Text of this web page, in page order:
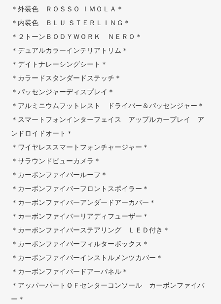
＊外装色 ＲＯＳＳＯ ＩＭＯＬＡ＊
＊内装色 ＢＬＵ ＳＴＥＲＬＩＮＧ＊
＊２トーンＢＯＤＹＷＯＲＫ ＮＥＲＯ＊
＊デュアルカラーインテリアトリム＊
＊デイトナレーシングシート＊
＊カラードスタンダードステッチ＊
＊パッセンジャーディスプレイ＊
＊アルミニウムフットレスト ドライバー＆パッセンジャー＊
＊スマートフォンインターフェイス アップルカープレイ ア
ンドロイドオート＊
＊ワイヤレススマートフォンチャージャー＊
＊サラウンドビューカメラ＊
＊カーボンファイバールーフ＊
＊カーボンファイバーフロントスポイラー＊
＊カーボンファイバーアンダードアーカバー＊
＊カーボンファイバーリアディフューザー＊
＊カーボンファイバーステアリング ＬＥＤ付き＊
＊カーボンファイバーフィルターボックス＊
＊カーボンファイバーインストルメンツカバー＊
＊カーボンファイバードアーパネル＊
＊アッパーパートＯＦセンターコンソール カーボンファイバ
ー＊